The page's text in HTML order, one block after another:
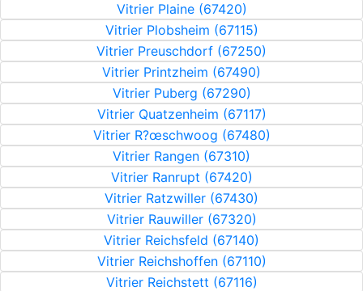
Vitrier Plaine (67420)
Vitrier Plobsheim (67115)
Vitrier Preuschdorf (67250)
Vitrier Printzheim (67490)
Vitrier Puberg (67290)
Vitrier Quatzenheim (67117)
Vitrier R?œschwoog (67480)
Vitrier Rangen (67310)
Vitrier Ranrupt (67420)
Vitrier Ratzwiller (67430)
Vitrier Rauwiller (67320)
Vitrier Reichsfeld (67140)
Vitrier Reichshoffen (67110)
Vitrier Reichstett (67116)